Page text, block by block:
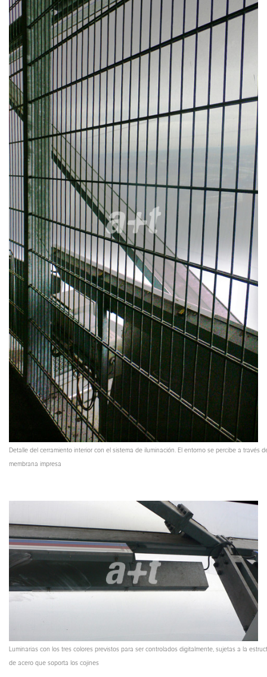
Detalle del cerramiento interior con el sistema de iluminación. El entorno se percibe a través
membrana impresa
Luminarias con los tres colores previstos para ser controlados digitalmente, sujetas a la
de acero que soporta los cojines